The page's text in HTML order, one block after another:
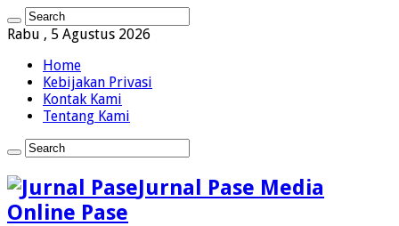
Rabu , 5 Agustus 2026
Home
Kebijakan Privasi
Kontak Kami
Tentang Kami
Jurnal Pase Media
Online Pase